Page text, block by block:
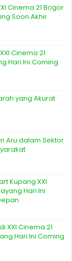
Cinema 21 Bogor
Soon Akhir
Cinema 21
Hari Ini Coming
yang Akurat
Aru dalam Sektor
Kupang XXI
Hari Ini
XXI Cinema 21
Hari Ini Coming